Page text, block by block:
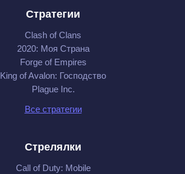
Стратегии
Clash of Clans
2020: Моя Cтрана
Forge of Empires
King of Avalon: Господство
Plague Inc.
Все стратегии
Стрелялки
Call of Duty: Mobile